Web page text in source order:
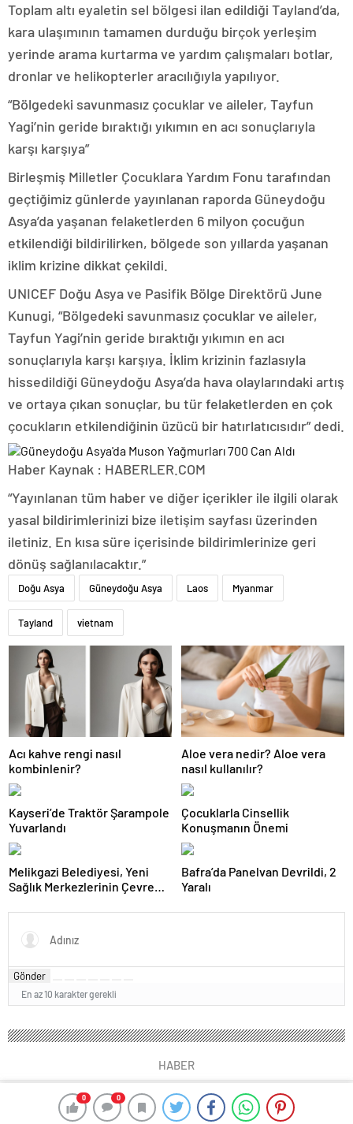
0 0
Toplam altı eyaletin sel bölgesi ilan edildiği Tayland’da,
kara ulaşımının tamamen durduğu birçok yerleşim
yerinde arama kurtarma ve yardım çalışmaları botlar,
dronlar ve helikopterler aracılığıyla yapılıyor.
“Bölgedeki savunmasız çocuklar ve aileler, Tayfun
Yagi’nin geride bıraktığı yıkımın en acı sonuçlarıyla
karşı karşıya”
Birleşmiş Milletler Çocuklara Yardım Fonu tarafından
geçtiğimiz günlerde yayınlanan raporda Güneydoğu
Asya’da yaşanan felaketlerden 6 milyon çocuğun
etkilendiği bildirilirken, bölgede son yıllarda yaşanan
iklim krizine dikkat çekildi.
UNICEF Doğu Asya ve Pasifik Bölge Direktörü June
Kunugi, “Bölgedeki savunmasız çocuklar ve aileler,
Tayfun Yagi’nin geride bıraktığı yıkımın en acı
sonuçlarıyla karşı karşıya. İklim krizinin fazlasıyla
hissedildiği Güneydoğu Asya’da hava olaylarındaki artış
ve ortaya çıkan sonuçlar, bu tür felaketlerden en çok
çocukların etkilendiğinin üzücü bir hatırlatıcısıdır” dedi.
Haber Kaynak : HABERLER.COM
“Yayınlanan tüm haber ve diğer içerikler ile ilgili olarak
yasal bildirimlerinizi bize iletişim sayfası üzerinden
iletiniz. En kısa süre içerisinde bildirimlerinize geri
dönüş sağlanılacaktır.”
Doğu Asya Güneydoğu Asya Laos Myanmar
Tayland vietnam
Acı kahve rengi nasıl
kombinlenir?
Aloe vera nedir? Aloe vera
nasıl kullanılır?
Kayseri’de Traktör Şarampole
Yuvarlandı
Çocuklarla Cinsellik
Konuşmanın Önemi
Melikgazi Belediyesi, Yeni
Sağlık Merkezlerinin Çevre
Bafra’da Panelvan Devrildi, 2
Yaralı
Gönder
En az 10 karakter gerekli
HABER